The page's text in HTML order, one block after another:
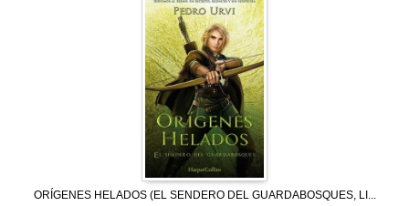
ORÍGENES HELADOS (EL SENDERO DEL GUARDABOSQUES, LI...